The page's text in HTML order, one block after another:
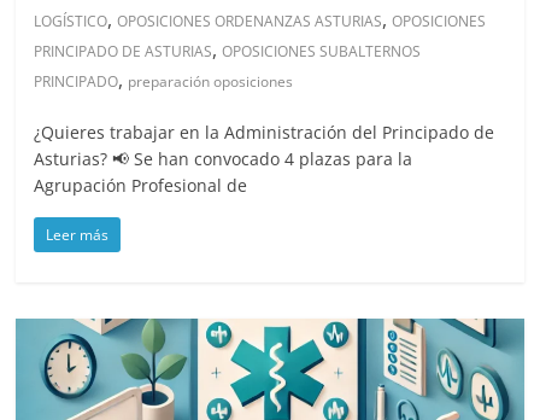
LOGÍSTICO,OPOSICIONES ORDENANZAS ASTURIAS,OPOSICIONES
PRINCIPADO DE ASTURIAS,OPOSICIONES SUBALTERNOS
PRINCIPADO, preparación oposiciones
¿Quieres trabajar en la Administración del Principado de
Asturias? 📢 Se han convocado 4 plazas para la
Agrupación Profesional de
Leer más